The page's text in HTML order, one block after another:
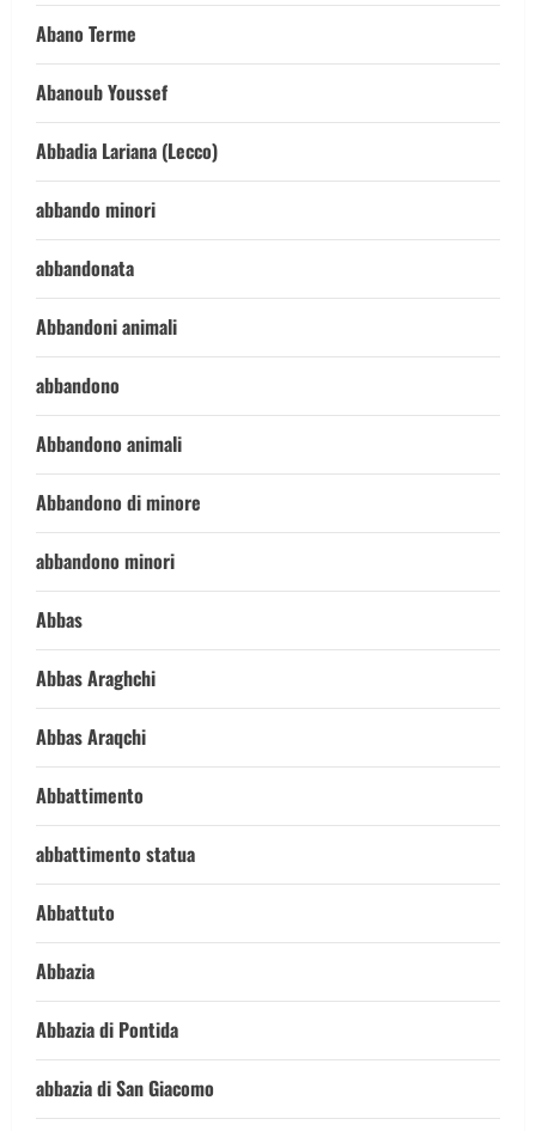
Abano Terme
Abanoub Youssef
Abbadia Lariana (Lecco)
abbando minori
abbandonata
Abbandoni animali
abbandono
Abbandono animali
Abbandono di minore
abbandono minori
Abbas
Abbas Araghchi
Abbas Araqchi
Abbattimento
abbattimento statua
Abbattuto
Abbazia
Abbazia di Pontida
abbazia di San Giacomo